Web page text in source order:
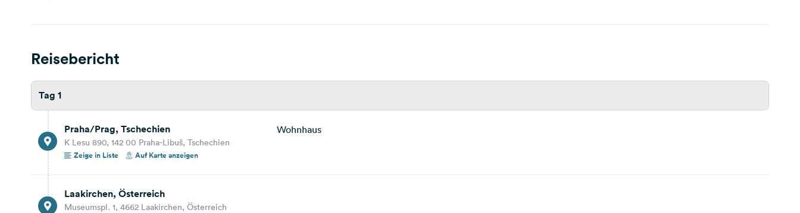
Auf Karte anzeigen
Jausenstation Schauphof
Flachauwinklstraße 46, 5542, Flachau, Österreich
Reisebericht
Tag 1
Praha/Prag, Tschechien
K Lesu 890, 142 00 Praha-Libuš, Tschechien
Zeige in Liste
Auf Karte anzeigen
Wohnhaus
Laakirchen, Österreich
Museumspl. 1, 4662 Laakirchen, Österreich